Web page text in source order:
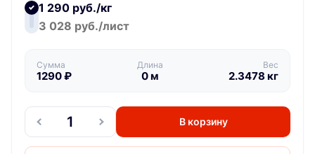
1 290 руб./кг
3 028 руб./лист
Сумма
1290₽
Длина
0м
Вес
2.3478 кг
В корзину